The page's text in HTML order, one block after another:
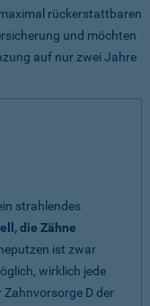
rückerstattbaren
und möchten
auf nur zwei Jahre
strahlendes
die Zähne
ist zwar
wirklich jede
Zahnvorsorge D der